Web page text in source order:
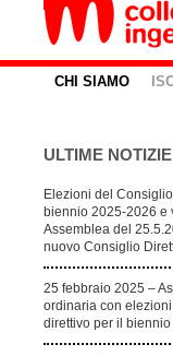
CHI SIAMO
ULTIME NOTIZIE
Elezioni del
biennio 2025-2026 e
Assemblea del
nuovo Consiglio
25 febbraio 2025 –
ordinaria con
direttivo per il